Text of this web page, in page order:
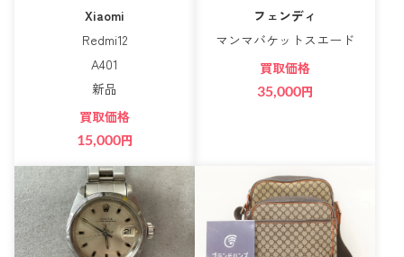
Xiaomi
Redmi12
A401
新品
買取価格
15,000円
フェンディ
マンマバケットスエード
買取価格
35,000円